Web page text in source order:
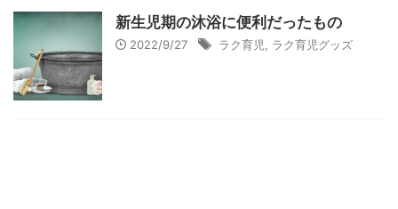
新生児期の沐浴に便利だったもの
2022/9/27 ラク育児 ラク育児グッズ